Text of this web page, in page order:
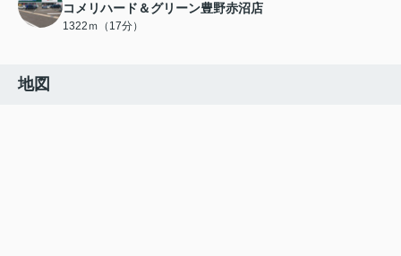
コメリハード＆グリーン豊野赤沼店
1322ｍ（17分）
地図